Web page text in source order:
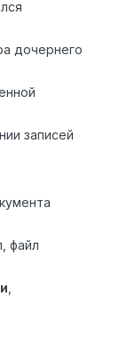
дочернего
записей
файл